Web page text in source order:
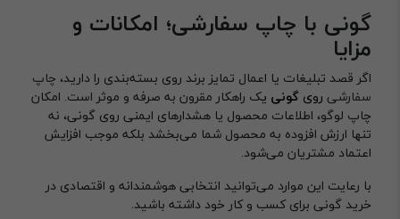
گونی با چاپ سفارشی؛ امکانات و
مزایا
اگر قصد تبلیغات یا اعمال تمایز برند روی بسته‌بندی را دارید، چاپ
سفارشی روی گونی یک راهکار مقرون‌ به‌ صرفه و موثر است. امکان
چاپ لوگو، اطلاعات محصول یا هشدارهای ایمنی روی گونی، نه
تنها ارزش افزوده به محصول شما می‌بخشد بلکه موجب افزایش
اعتماد مشتریان می‌شود.
با رعایت این موارد می‌توانید انتخابی هوشمندانه و اقتصادی در
خرید گونی برای کسب و کار خود داشته باشید.